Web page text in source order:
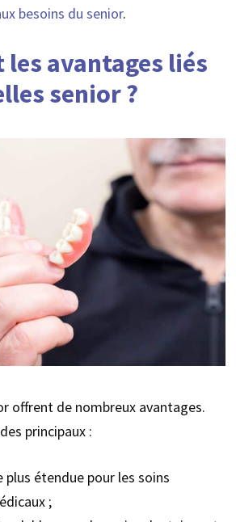
besoins du senior.
les avantages liés
senior ?
offrent de nombreux avantages.
principaux :
plus étendue pour les soins
;